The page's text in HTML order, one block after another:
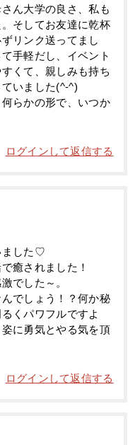
ん大学の良さ、私も
そしてお友達に乾杯
リンク送ってまし
手軽だし、イベント
くて、親しみも持ち
いました(^-^)
らかの形で、いつか
ログインして返信する
ました♡
癒されました！
でした～。
でしょう！？何か秘
くパワフルですよ
に勇気とやる気を頂
ログインして返信する